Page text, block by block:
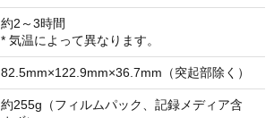
約2～3時間
* 気温によって異なります。
82.5mm×122.9mm×36.7mm（突起部除く）
約255g（フィルムパック、記録メディア含